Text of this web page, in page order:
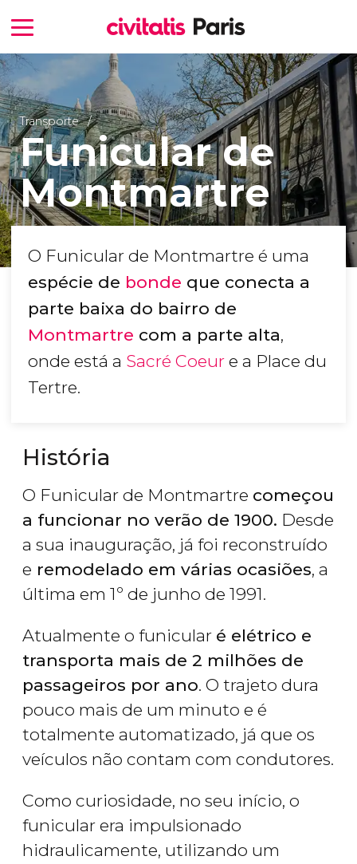
Transporte
Funicular de
Montmartre
O Funicular de Montmartre é uma
espécie de bonde que conecta a
parte baixa do bairro de
Montmartre com a parte alta,
onde está a Sacré Coeur e a Place du
Tertre.
História
O Funicular de Montmartre começou
a funcionar no verão de 1900. Desde
a sua inauguração, já foi reconstruído
e remodelado em várias ocasiões, a
última em 1º de junho de 1991.
Atualmente o funicular é elétrico e
transporta mais de 2 milhões de
passageiros por ano. O trajeto dura
pouco mais de um minuto e é
totalmente automatizado, já que os
veículos não contam com condutores.
Como curiosidade, no seu início, o
funicular era impulsionado
hidraulicamente, utilizando um